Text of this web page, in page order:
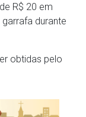
R$ 20 em
durante
obtidas pelo